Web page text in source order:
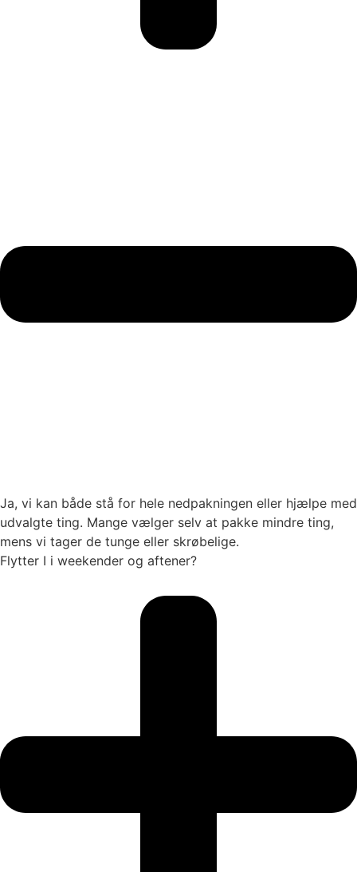
Ja, vi kan både stå for hele nedpakningen eller hjælpe med
udvalgte ting. Mange vælger selv at pakke mindre ting,
mens vi tager de tunge eller skrøbelige.
Flytter I i weekender og aftener?